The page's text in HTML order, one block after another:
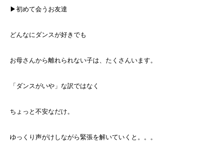
▶︎初めて会うお友達
どんなにダンスが好きでも
お母さんから離れられない子は、たくさんいます。
「ダンスがいや」な訳ではなく
ちょっと不安なだけ。
ゆっくり声がけしながら緊張を解いていくと。。。